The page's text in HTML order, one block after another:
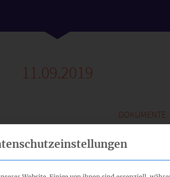
11.09.2019
DOKUMENTE